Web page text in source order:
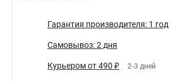
Гарантия производителя: 1 год
Самовывоз: 2 дня
Курьером от 490 ₽ 2-3 дней